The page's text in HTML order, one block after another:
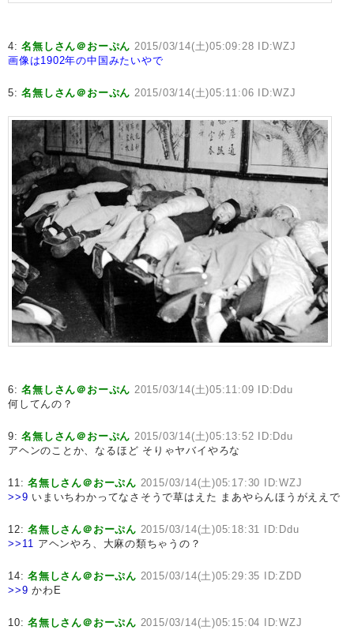
4:名無しさん＠おーぷん 2015/03/14(土)05:09:28 ID:WZJ
画像は1902年の中国みたいやで
5:名無しさん＠おーぷん 2015/03/14(土)05:11:06 ID:WZJ
6:名無しさん＠おーぷん 2015/03/14(土)05:11:09 ID:Ddu
何してんの？
9:名無しさん＠おーぷん 2015/03/14(土)05:13:52 ID:Ddu
アヘンのことか、なるほど そりゃヤバイやろな
11:名無しさん＠おーぷん 2015/03/14(土)05:17:30 ID:WZJ
>>9 いまいちわかってなさそうで草はえた まあやらんほうがええで
12:名無しさん＠おーぷん 2015/03/14(土)05:18:31 ID:Ddu
>>11 アヘンやろ、大麻の類ちゃうの？
14:名無しさん＠おーぷん 2015/03/14(土)05:29:35 ID:ZDD
>>9 かわE
10:名無しさん＠おーぷん 2015/03/14(土)05:15:04 ID:WZJ